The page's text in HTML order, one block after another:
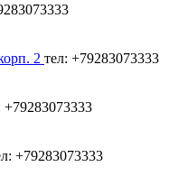
2 тел: +79283073333
+79283073333
+79283073333